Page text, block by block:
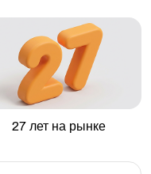
27 лет на рынке